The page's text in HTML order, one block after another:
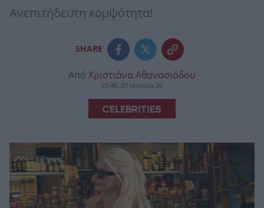
Ανεπιτήδευτη κομψότητα!
SHARE
Από Χριστιάνα Αθανασιάδου
21:46, 07 Ιουνίου 26
CELEBRITIES